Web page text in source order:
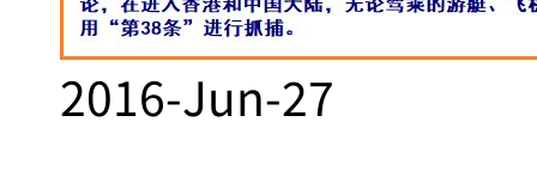
2016-Jun-27